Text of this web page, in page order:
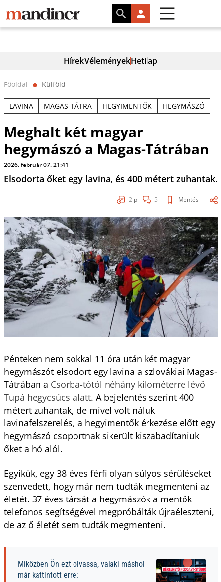
HírekVéleményekHetilap
Főoldal ⬤ Külföld
LAVINA MAGAS-TÁTRA HEGYIMENTŐK HEGYMÁSZÓ
Meghalt két magyar
hegymászó a Magas-Tátrában
2026. február 07. 21:41
Elsodorta őket egy lavina, és 400 métert zuhantak.
2 p 5 Mentés
Pénteken nem sokkal 11 óra után két magyar
hegymászót elsodort egy lavina a szlovákiai Magas-
Tátrában a Csorba-tótól néhány kilométerre lévő
Tupá hegycsúcs alatt. A bejelentés szerint 400
métert zuhantak, de mivel volt náluk
lavinafelszerelés, a hegyimentők érkezése előtt egy
hegymászó csoportnak sikerült kiszabadítaniuk
őket a hó alól.
Egyikük, egy 38 éves férfi olyan súlyos sérüléseket
szenvedett, hogy már nem tudták megmenteni az
életét. 37 éves társát a hegymászók a mentők
telefonos segítségével megpróbálták újraéleszteni,
de az ő életét sem tudták megmenteni.
Miközben Ön ezt olvassa, valaki máshol
már kattintott erre: